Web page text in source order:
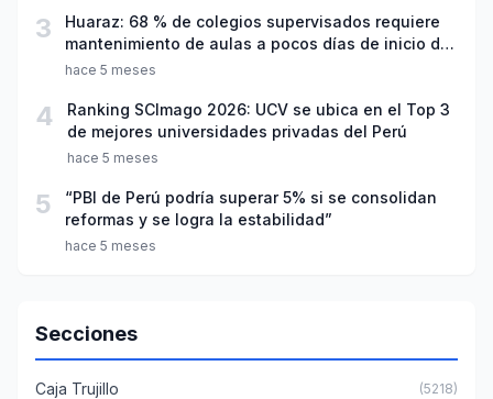
3
Huaraz: 68 % de colegios supervisados requiere
mantenimiento de aulas a pocos días de inicio del
año escolar 2026
hace 5 meses
4
Ranking SCImago 2026: UCV se ubica en el Top 3
de mejores universidades privadas del Perú
hace 5 meses
5
“PBI de Perú podría superar 5% si se consolidan
reformas y se logra la estabilidad”
hace 5 meses
Secciones
Caja Trujillo (5218)